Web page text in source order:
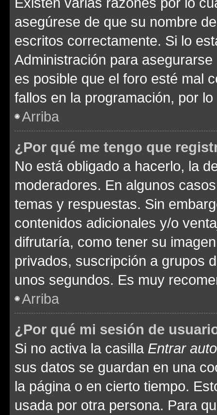
asegúrese de que su nombre
escritos correctamente. Si lo
Administración para
es posible que el foro esté mal
fallos en la programación, por
Arriba
¿Por qué me tengo que
No está obligado a hacerlo, la
moderadores. En algunos
temas y respuestas. Sin
contenidos adicionales y/o
difrutaría, como tener su
privados, suscripción a grupos
unos segundos. Es muy
Arriba
¿Por qué mi sesión de
Si no activa la casilla Entrar
sus datos se guardan en una
la página o en cierto tiempo.
usada por otra persona. Para